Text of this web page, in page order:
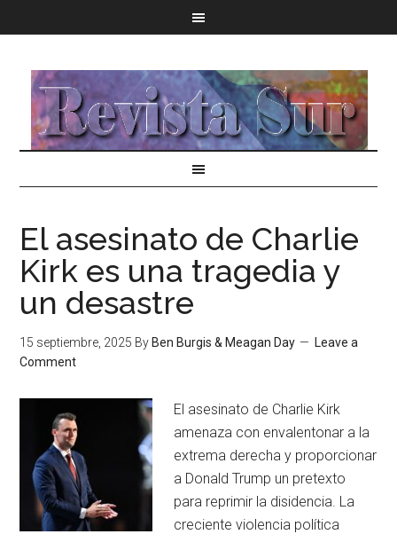
El asesinato de Charlie
Kirk es una tragedia y
un desastre
15 septiembre, 2025 By Ben Burgis & Meagan Day
Leave a
Comment
El asesinato de Charlie Kirk
amenaza con envalentonar a la
extrema derecha y proporcionar
a Donald Trump un pretexto
para reprimir la disidencia. La
creciente violencia política